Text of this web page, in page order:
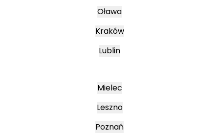
Oława
Kraków
Lublin
Mielec
Leszno
Poznań